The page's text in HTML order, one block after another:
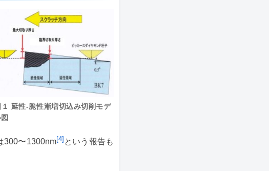
１ 延性-脆性漸増切込み切削モデ
300〜1300nm[4] という報告も